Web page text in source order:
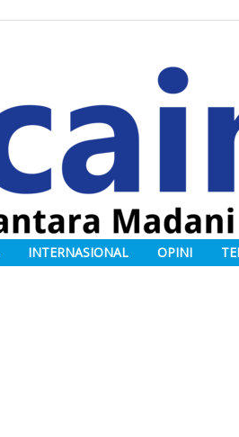
INTERNASIONAL OPINI